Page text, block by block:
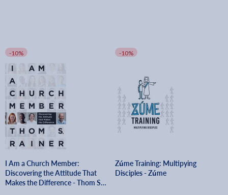
-10%
I Am a Church Member:
Discovering the Attitude That
Makes the Difference - Thom S.
-10%
Zúme Training: Multipying
Disciples - Zúme